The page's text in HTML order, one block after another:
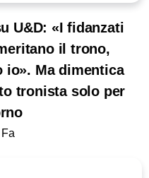
U&D: «I fidanzati
il trono,
io». Ma dimentica
tronista solo per